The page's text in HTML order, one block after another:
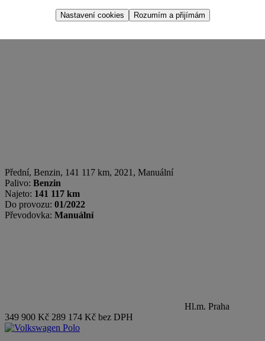
Přední, Benzin, 141 117 km, 2021, Manuální
Palivo: Benzin
Najeto: 141 117 km
Do provozu: 01/2022
Převodovka: Manuální
Hl.m. Praha
349 900 Kč 289 174 Kč bez DPH
Nastavení cookies Rozumím a přijímám